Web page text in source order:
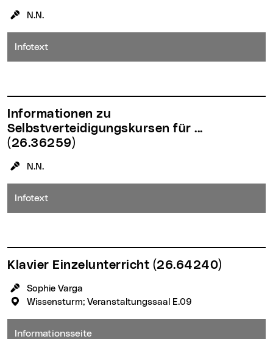
KursleiterIn:
N.N.
Infotext
Selbstverteidigungskursen für ...
(26.36259)
KursleiterIn:
N.N.
Infotext
Klavier Einzelunterricht (26.64240)
KursleiterIn:
Sophie Varga
Veranstaltungsort:
Wissensturm; Veranstaltungssaal E.09
Informationsseite